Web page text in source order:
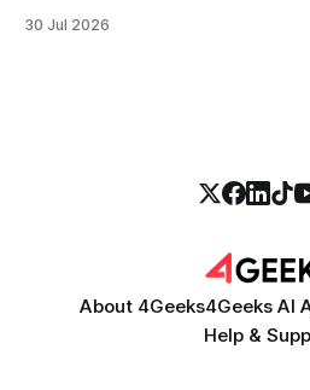
exactly what they were looking for
30 Jul 2026
About 4Geeks4Geeks AI
Help &